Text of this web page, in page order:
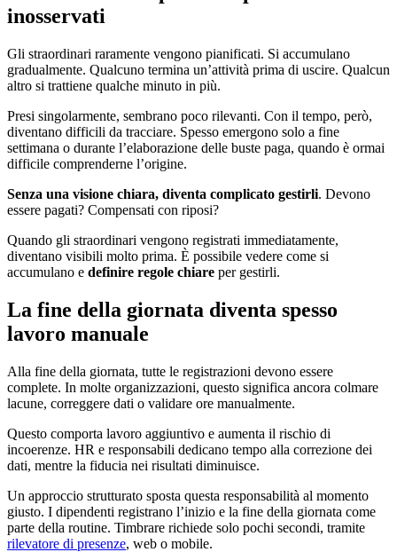
inosservati
Gli straordinari raramente vengono pianificati. Si accumulano
gradualmente. Qualcuno termina un’attività prima di uscire. Qualcun
altro si trattiene qualche minuto in più.
Presi singolarmente, sembrano poco rilevanti. Con il tempo, però,
diventano difficili da tracciare. Spesso emergono solo a fine
settimana o durante l’elaborazione delle buste paga, quando è ormai
difficile comprenderne l’origine.
Senza una visione chiara, diventa complicato gestirli. Devono
essere pagati? Compensati con riposi?
Quando gli straordinari vengono registrati immediatamente,
diventano visibili molto prima. È possibile vedere come si
accumulano e definire regole chiare per gestirli.
La fine della giornata diventa spesso
lavoro manuale
Alla fine della giornata, tutte le registrazioni devono essere
complete. In molte organizzazioni, questo significa ancora colmare
lacune, correggere dati o validare ore manualmente.
Questo comporta lavoro aggiuntivo e aumenta il rischio di
incoerenze. HR e responsabili dedicano tempo alla correzione dei
dati, mentre la fiducia nei risultati diminuisce.
Un approccio strutturato sposta questa responsabilità al momento
giusto. I dipendenti registrano l’inizio e la fine della giornata come
parte della routine. Timbrare richiede solo pochi secondi, tramite
rilevatore di presenze, web o mobile.